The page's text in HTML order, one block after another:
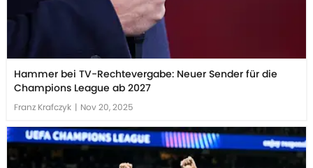
Hammer bei TV-Rechtevergabe: Neuer Sender für die
Champions League ab 2027
Franz Krafczyk | Nov 20, 2025